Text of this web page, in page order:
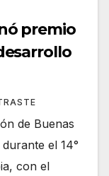
premio
de Buenas
el 14°
con el